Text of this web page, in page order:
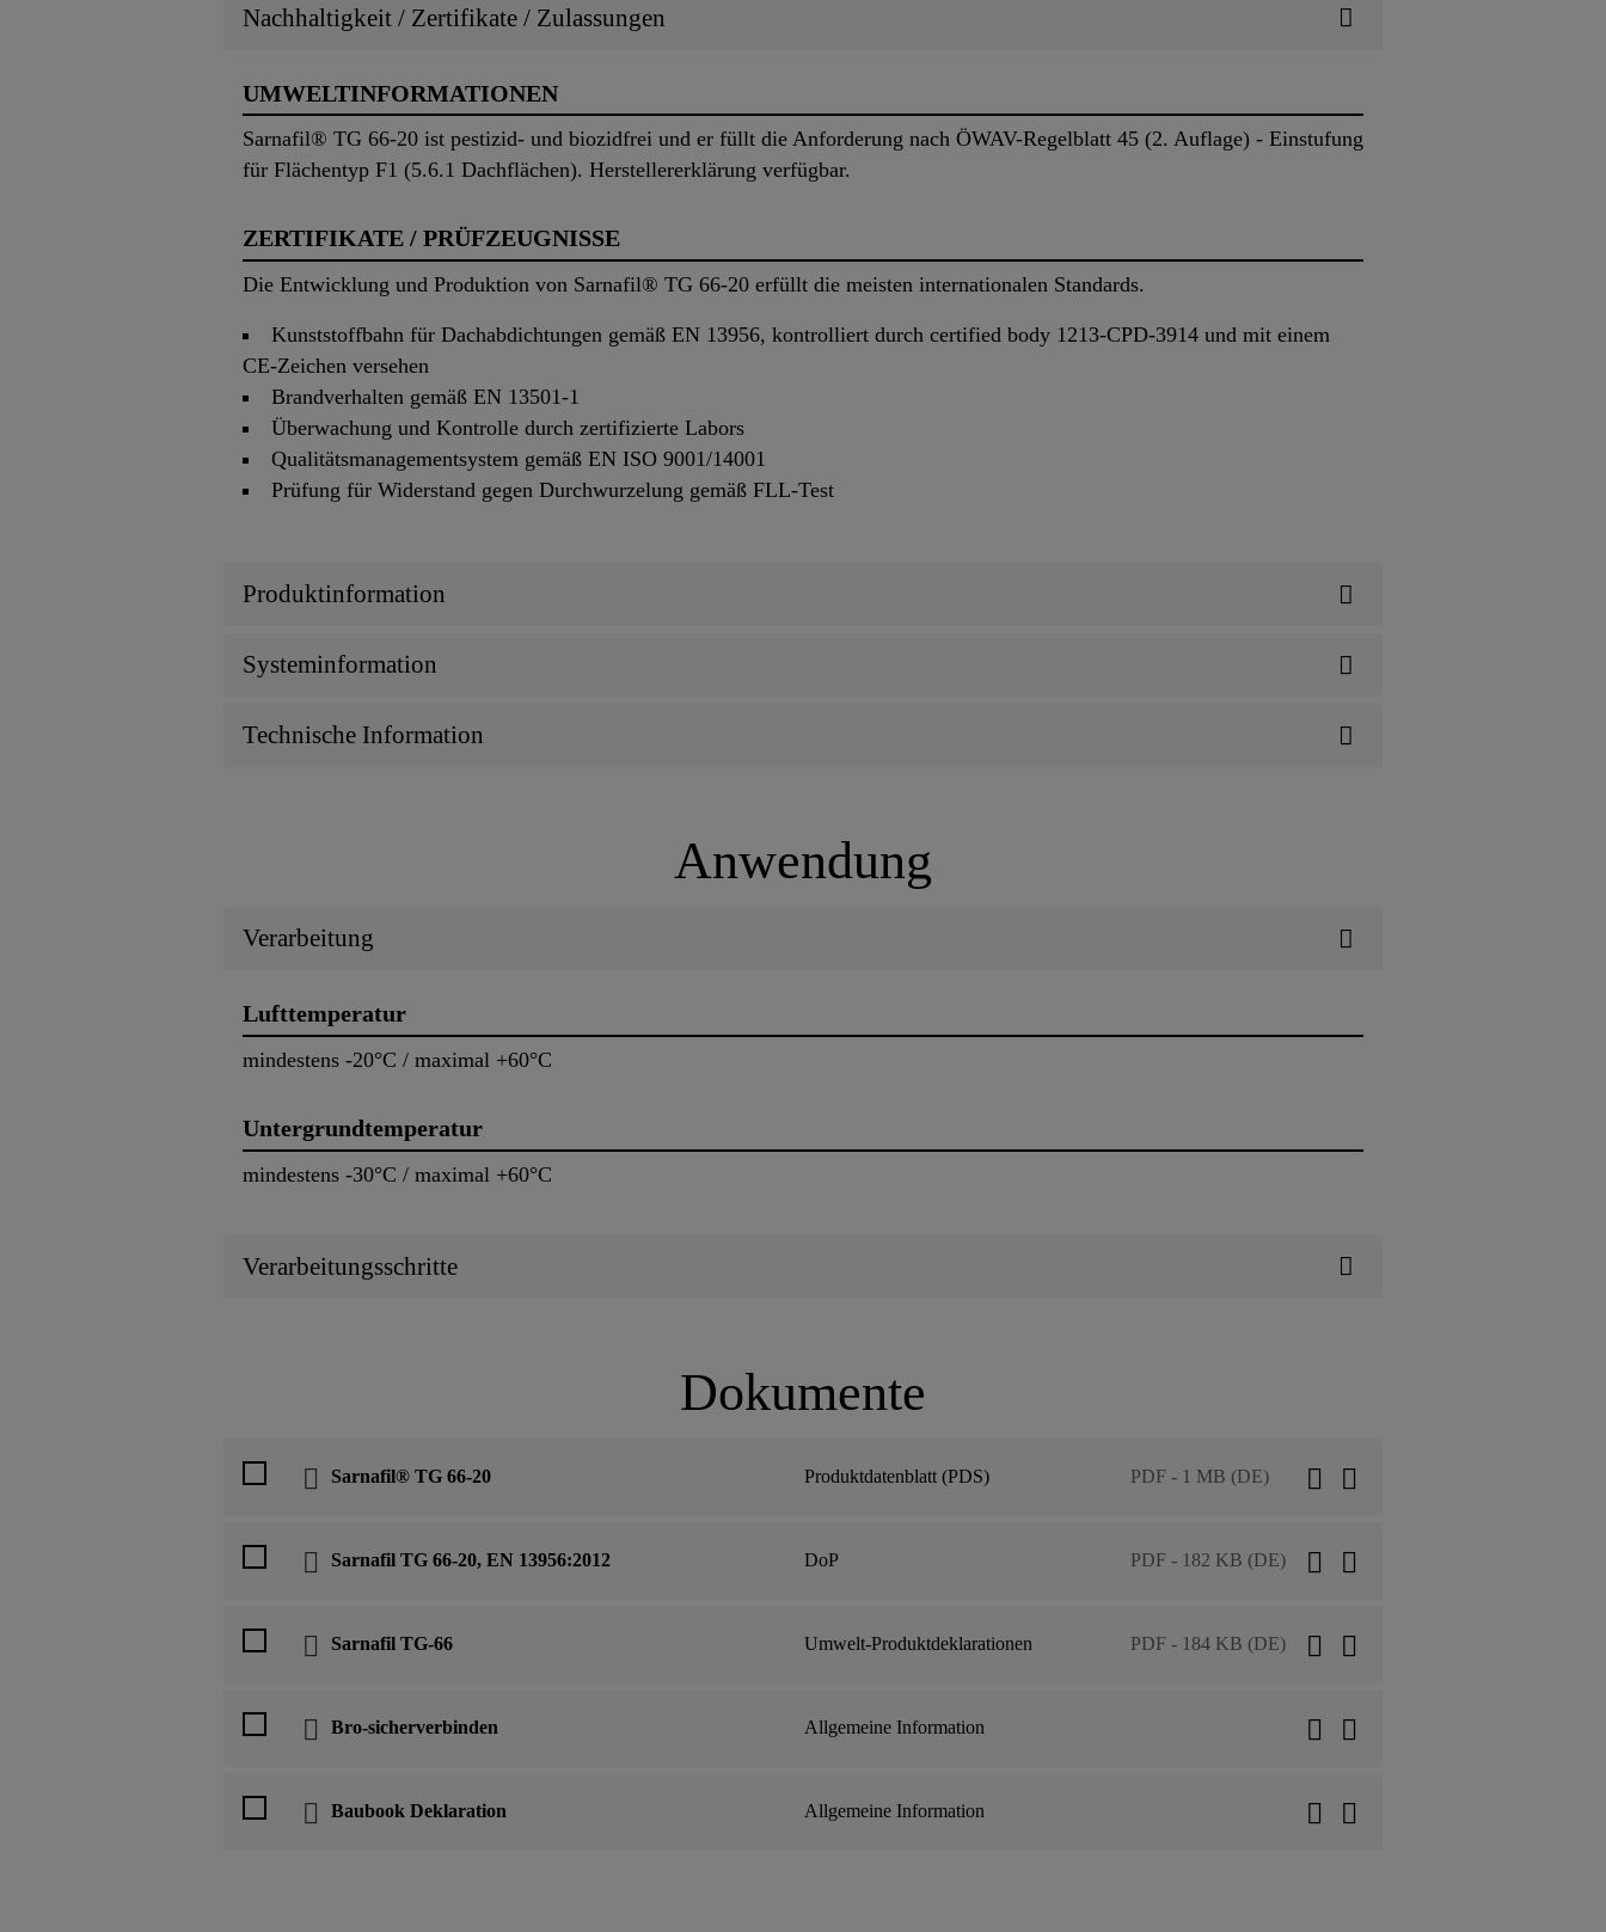
Nachhaltigkeit / Zertifikate / Zulassungen
UMWELTINFORMATIONEN
Sarnafil® TG 66-20 ist pestizid- und biozidfrei und er füllt die Anforderung nach ÖWAV-Regelblatt 45 (2. Auflage) - Einstufung
für Flächentyp F1 (5.6.1 Dachflächen). Herstellererklärung verfügbar.
ZERTIFIKATE / PRÜFZEUGNISSE
Die Entwicklung und Produktion von Sarnafil® TG 66-20 erfüllt die meisten internationalen Standards.
Kunststoffbahn für Dachabdichtungen gemäß EN 13956, kontrolliert durch certified body 1213-CPD-3914 und mit einem
CE-Zeichen versehen
Brandverhalten gemäß EN 13501-1
Überwachung und Kontrolle durch zertifizierte Labors
Qualitätsmanagementsystem gemäß EN ISO 9001/14001
Prüfung für Widerstand gegen Durchwurzelung gemäß FLL-Test
Produktinformation
Systeminformation
Technische Information
Anwendung
Verarbeitung
Lufttemperatur
mindestens -20°C / maximal +60°C
Untergrundtemperatur
mindestens -30°C / maximal +60°C
Verarbeitungsschritte
Dokumente
Sarnafil® TG 66-20 Produktdatenblatt (PDS) PDF - 1 MB (DE)
Sarnafil TG 66-20, EN 13956:2012 DoP PDF - 182 KB (DE)
Sarnafil TG-66 Umwelt-Produktdeklarationen PDF - 184 KB (DE)
Bro-sicherverbinden Allgemeine Information
Baubook Deklaration Allgemeine Information